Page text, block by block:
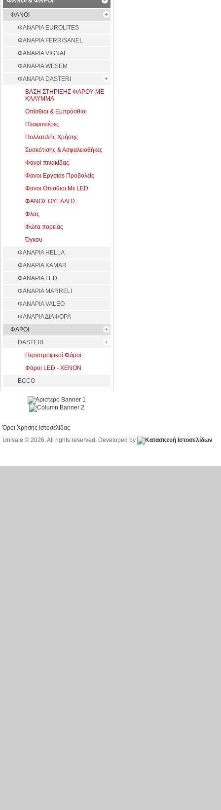
ΦΑΝΟΙ
ΦAΝΑΡΙΑ EUROLITES
ΦΑΝΑΡΙΑ FERR/SANEL
ΦΑΝΑΡΙΑ VIGNAL
ΦΑΝΑΡΙΑ WESEM
ΦΑΝΑΡΙΑ DASTERI
ΒΑΣΗ ΣΤΗΡΙΞΗΣ ΦΑΡΟΥ ΜΕ
ΚΑΛΥΜΜΑ
Οπίσθιοι & Εμπρόσθιοι
Πλαφονιέρες
Πολλαπλής Χρήσης
Συσκότισης & Ασφαλειοθήκες
Φανοί πινακίδας
Φανοι Εργσιαs Προβολείς
Φανοι Οπισθιοι Με LED
ΦΑΝΟΣ ΘΥΕΛΛΗΣ
Φλας
Φώτα πορείας
Όγκου
ΦΑΝΑΡΙΑ HELLA
ΦΑΝΑΡΙΑ KAMAR
ΦΑΝΑΡΙΑ LED
ΦΑΝΑΡΙΑ MARRELI
ΦΑΝΑΡΙΑ VALEO
ΦΑΝΑΡΙΑ ΔΙΑΦΟΡΑ
ΦΑΡΟΙ
DASTERI
Περιστροφικοί Φάροι
Φάροι LED - XENON
ECCO
Όροι Χρήσης Ιστοσελίδας
Unisale © 2026. All rights reserved. Developed by